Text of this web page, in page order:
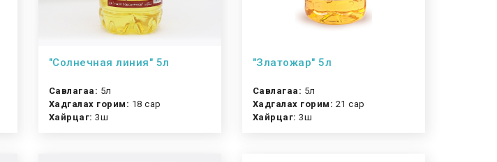
"Солнечная линия" 5л
Савлагаа: 5л
Хадгалах горим: 18 сар
Хайрцаг: 3ш
"Златожар" 5л
Савлагаа: 5л
Хадгалах горим: 21 сар
Хайрцаг: 3ш